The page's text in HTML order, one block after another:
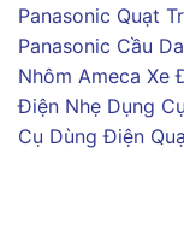
Panasonic Quạt
Panasonic Cầu
Nhôm Ameca Xe
Điện Nhẹ Dụng
Cụ Dùng Điện